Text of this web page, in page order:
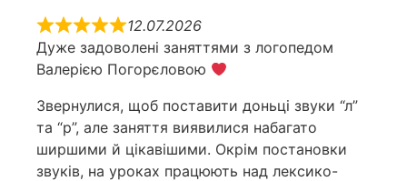
12.07.2026
Дуже задоволені заняттями з логопедом
Валерією Погорєловою
Звернулися, щоб поставити доньці звуки “л”
та “р”, але заняття виявилися набагато
ширшими й цікавішими. Окрім постановки
звуків, на уроках працюють над лексико-